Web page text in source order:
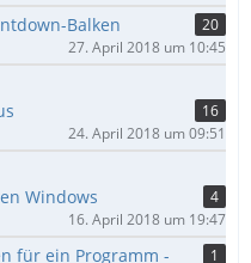
Balken
20
27. April 2018 um 10:45
16
24. April 2018 um 09:51
Windows
4
16. April 2018 um 19:47
für ein Programm -
1